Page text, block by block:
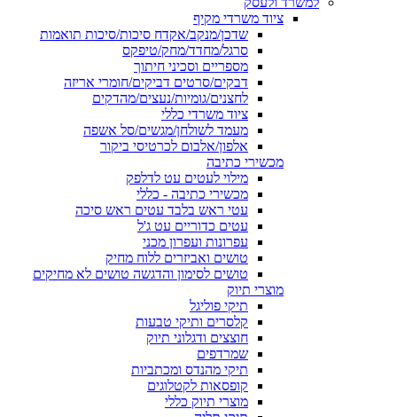
ציוד משרדי מקיף
שדכן/מנקב/אקדח סיכות/סיכות תואמות
סרגל/מחדד/מחק/טיפקס
מספריים וסכיני חיתוך
דבקים/סרטים דביקים/חומרי אריזה
לחצנים/גומיות/נעצים/מהדקים
ציוד משרדי כללי
מעמד לשולחן/מגשים/סל אשפה
אלפון/אלבום לכרטיסי ביקור
מכשירי כתיבה
מילוי לעטים עט לדלפק
מכשירי כתיבה - כללי
עטי ראש בלבד עטים ראש סיכה
עטים כדוריים עט ג'ל
עפרונות ועפרון מכני
טושים ואביזרים ללוח מחיק
טושים לסימון והדגשה טושים לא מחיקים
מוצרי תיוק
תיקי פוליגל
קלסרים ותיקי טבעות
חוצצים ודגלוני תיוק
שמרדפים
תיקי מהנדס ומכתביות
קופסאות לקטלוגים
מוצרי תיוק כללי